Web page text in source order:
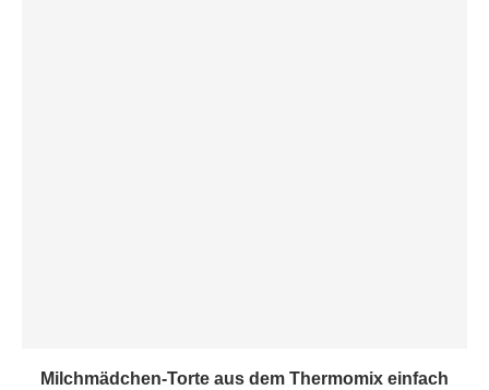
Milchmädchen-Torte aus dem Thermomix einfach